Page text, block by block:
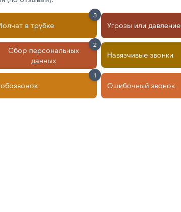
в трубке
3
Угрозы или давление
Сбор персональных
данных
2
Навязчивые звонки
1
Ошибочный звонок